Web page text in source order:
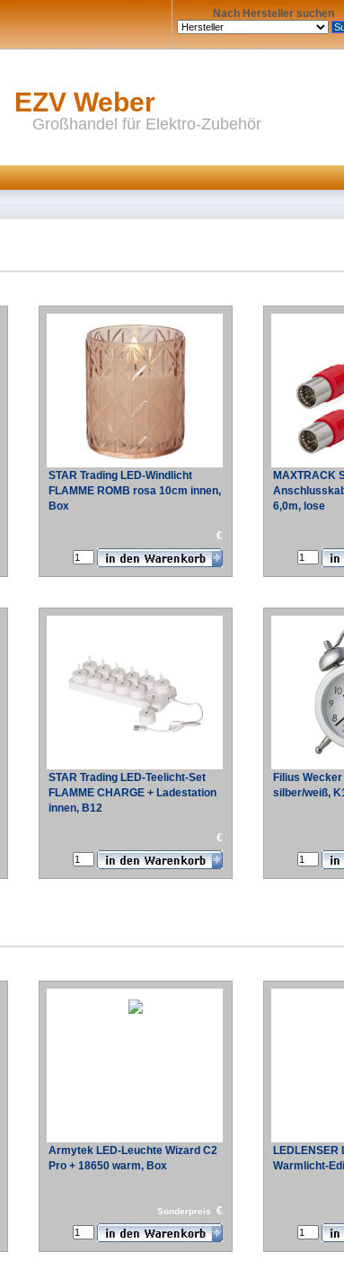
Nach Hersteller suchen
EZV Weber
Großhandel für Elektro-Zubehör
STAR Trading LED-Windlicht
FLAMME ROMB rosa 10cm innen,
Box
€
MAXTRACK
6,0m, lose
STAR Trading LED-Teelicht-Set
FLAMME CHARGE + Ladestation
innen, B12
€
Filius
silber/weiß,
Armytek LED-Leuchte Wizard C2
Pro + 18650 warm, Box
Sonderpreis €
LEDLENSER
Warmlicht-